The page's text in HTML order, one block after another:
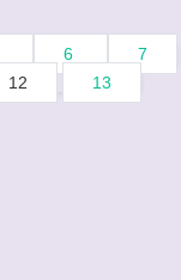
6
7
12 13